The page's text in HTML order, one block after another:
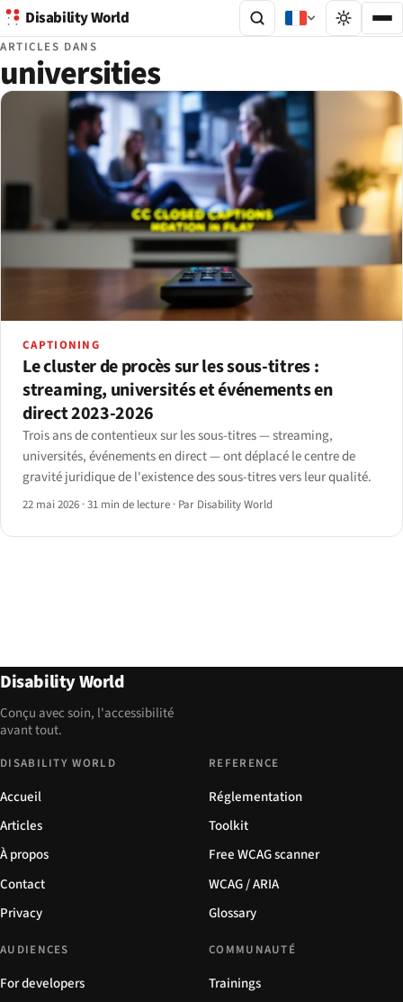
Disability World
ARTICLES DANS
universities
CAPTIONING
Le cluster de procès sur les sous-titres :
streaming, universités et événements en
direct 2023-2026
Trois ans de contentieux sur les sous-titres — streaming,
universités, événements en direct — ont déplacé le centre de
gravité juridique de l'existence des sous-titres vers leur qualité.
22 mai 2026 ·31 min de lecture · Par Disability World
Disability World
Conçu avec soin, l'accessibilité
avant tout.
DISABILITY WORLD
Accueil
Articles
À propos
Contact
Privacy
REFERENCE
Réglementation
Toolkit
Free WCAG scanner
WCAG / ARIA
Glossary
AUDIENCES
For developers
COMMUNAUTÉ
Trainings